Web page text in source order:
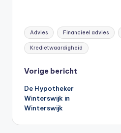
Tags:
Advies Financieel advies
Kredietwaardigheid
Bericht
navigatie
Vorige bericht
De Hypotheker
Winterswijk in
Winterswijk